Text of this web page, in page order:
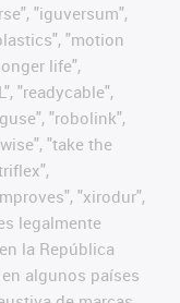
"iguversum",
"motion
life",
"readycable",
"robolink",
"take the
"xirodur",
legalmente
la República
algunos países